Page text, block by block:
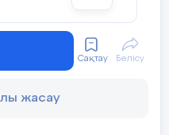
нәтижесі
Сақтау Бөлісу
жасау